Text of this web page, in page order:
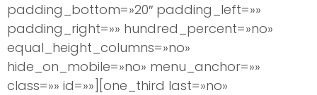
padding_bottom=»20″ padding_left=»»
padding_right=»» hundred_percent=»no»
equal_height_columns=»no»
hide_on_mobile=»no» menu_anchor=»»
class=»» id=»»][one_third last=»no»